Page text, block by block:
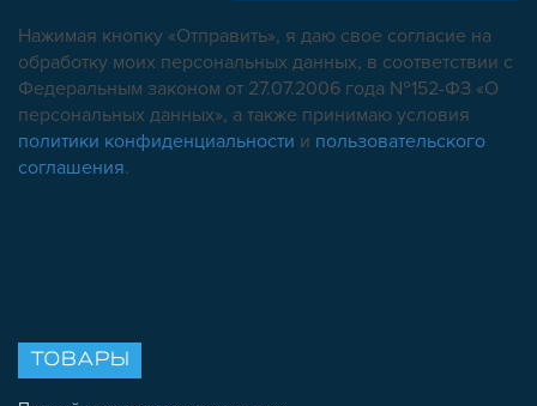
Нажимая кнопку «Отправить», я даю свое согласие на
обработку моих персональных данных, в соответствии с
Федеральным законом от 27.07.2006 года №152-ФЗ «О
персональных данных», а также принимаю условия
политики конфиденциальности и пользовательского
соглашения.
ТОВАРЫ